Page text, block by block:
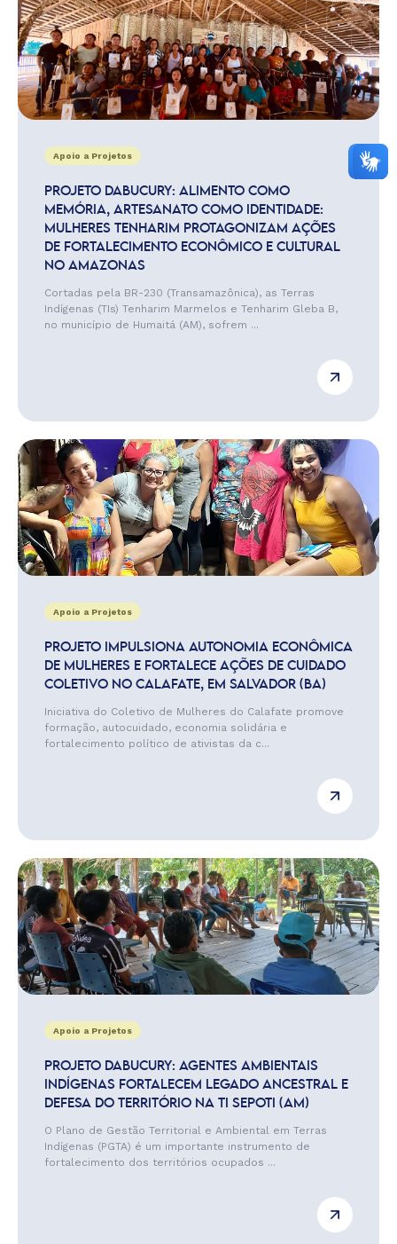
Apoio a Projetos
PROJETO DABUCURY: ALIMENTO COMO
MEMÓRIA, ARTESANATO COMO IDENTIDADE:
MULHERES TENHARIM PROTAGONIZAM AÇÕES
DE FORTALECIMENTO ECONÔMICO E CULTURAL
NO AMAZONAS
Cortadas pela BR-230 (Transamazônica), as Terras
Indígenas (TIs) Tenharim Marmelos e Tenharim Gleba B,
no município de Humaitá (AM), sofrem ...
Apoio a Projetos
PROJETO IMPULSIONA AUTONOMIA ECONÔMICA
DE MULHERES E FORTALECE AÇÕES DE CUIDADO
COLETIVO NO CALAFATE, EM SALVADOR (BA)
Iniciativa do Coletivo de Mulheres do Calafate promove
formação, autocuidado, economia solidária e
fortalecimento político de ativistas da c...
Apoio a Projetos
PROJETO DABUCURY: AGENTES AMBIENTAIS
INDÍGENAS FORTALECEM LEGADO ANCESTRAL E
DEFESA DO TERRITÓRIO NA TI SEPOTI (AM)
O Plano de Gestão Territorial e Ambiental em Terras
Indígenas (PGTA) é um importante instrumento de
fortalecimento dos territórios ocupados ...